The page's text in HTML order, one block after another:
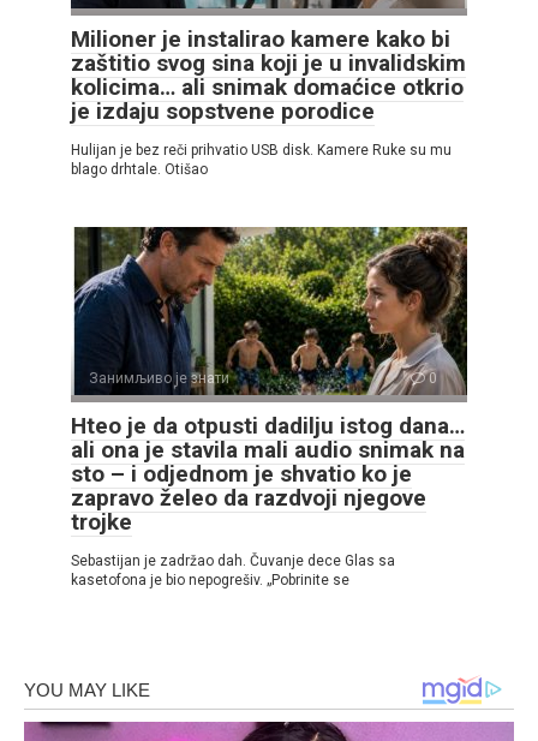
Milioner je instalirao kamere kako bi
zaštitio svog sina koji je u invalidskim
kolicima… ali snimak domaćice otkrio
je izdaju sopstvene porodice
Hulijan je bez reči prihvatio USB disk. Kamere Ruke su mu
blago drhtale. Otišao
Занимљиво је знати 0
Hteo je da otpusti dadilju istog dana…
ali ona je stavila mali audio snimak na
sto – i odjednom je shvatio ko je
zapravo želeo da razdvoji njegove
trojke
Sebastijan je zadržao dah. Čuvanje dece Glas sa
kasetofona je bio nepogrešiv. „Pobrinite se